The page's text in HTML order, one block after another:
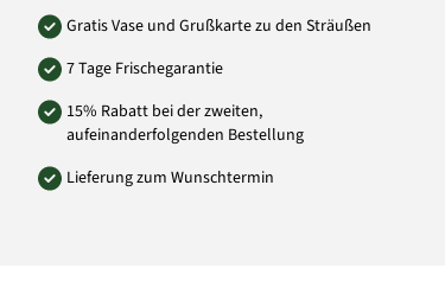
Gratis Vase und Grußkarte zu den Sträußen
7 Tage Frischegarantie
15% Rabatt bei der zweiten,
aufeinanderfolgenden Bestellung
Lieferung zum Wunschtermin